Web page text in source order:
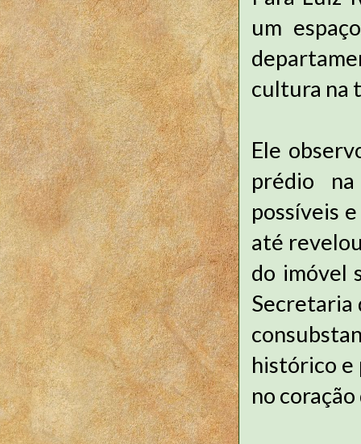
um
cultura na
Ele
prédio
possíveis
até
do imóvel
Secretaria
histórico e
no